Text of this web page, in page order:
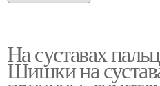
На суставах
Шишки на